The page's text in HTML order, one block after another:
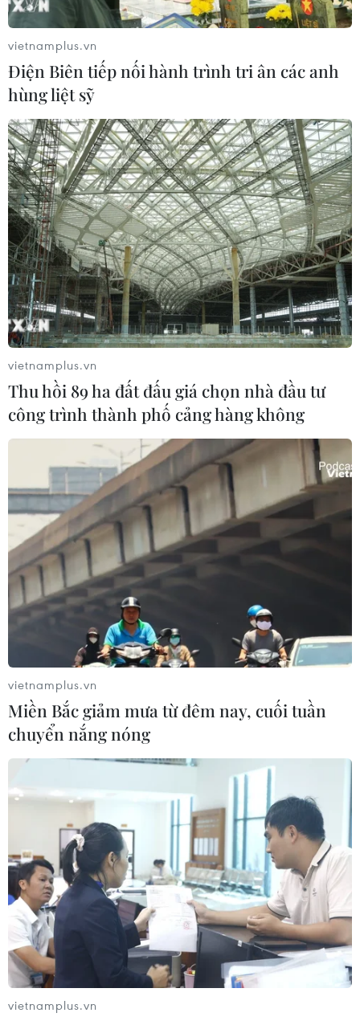
Hội nghị mùa Xuân IMF-WB: Kinh tế thế
giới đối mặt với bất trắc lớn
12/04/2019 06:18
Tổng Giám đốc IMF cho rằng thế giới đang phải đối
mặt với một quãng thời gian "bất trắc cao" khi 70% nền
kinh tế toàn cầu rơi vào tăng trưởng chậm và tình trạng
này có thể càng tồi tệ.
Tổng giám đốc IMF kêu gọi Argentina kiên
trì cải cách kinh tế
12/04/2019 08:41
Phát biểu với báo giới trước khi Hội nghị mùa Xuân
thường niên của IMF và WB khai mạc ở Mỹ, Tổng Giám
đốc IMF nhận định giờ là lúc chương trình cải cách kinh
tế Argentina bắt đầu có hiệu quả.
Hội nghị mùa Xuân IMF-WB: Pháp cảnh
báo nguy cơ đe dọa đồng euro
13/04/2019 01:54
vietnamplus.vn
Điện Biên tiếp nối hành trình tri ân các anh
hùng liệt sỹ
vietnamplus.vn
Thu hồi 89 ha đất đấu giá chọn nhà đầu tư
công trình thành phố cảng hàng không
vietnamplus.vn
Miền Bắc giảm mưa từ đêm nay, cuối tuần
chuyển nắng nóng
vietnamplus.vn